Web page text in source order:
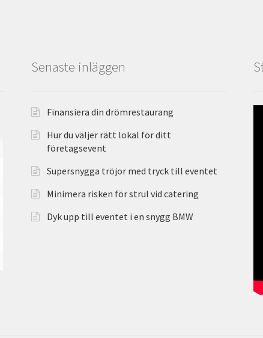
Senaste inläggen
Finansiera din drömrestaurang
Hur du väljer rätt lokal för ditt
företagsevent
Supersnygga tröjor med tryck till eventet
Minimera risken för strul vid catering
Dyk upp till eventet i en snygg BMW